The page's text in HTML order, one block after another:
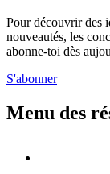
Pour découvrir des
nouveautés, les
abonne-toi dès
S'abonner
Menu des